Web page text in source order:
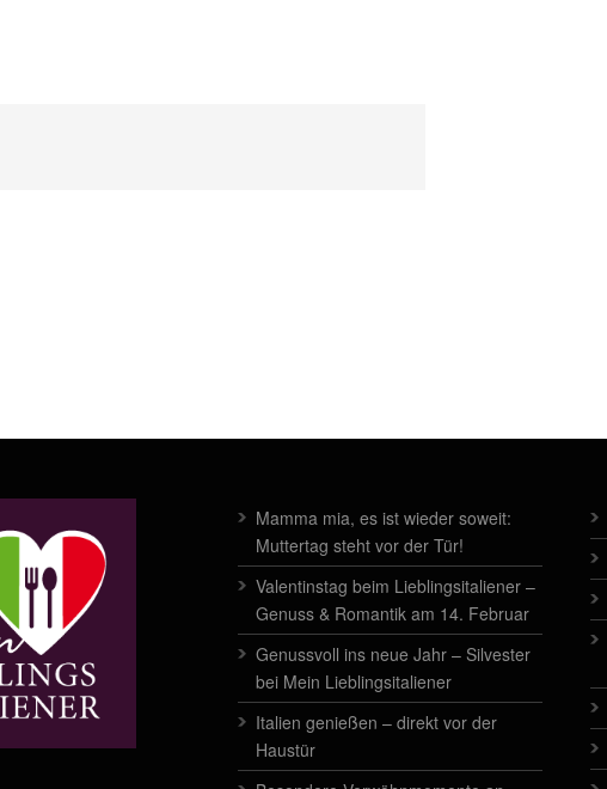
Mamma mia, es ist wieder soweit:
Muttertag steht vor der Tür!
Valentinstag beim Lieblingsitaliener –
Genuss & Romantik am 14. Februar
Genussvoll ins neue Jahr – Silvester
bei Mein Lieblingsitaliener
Italien genießen – direkt vor der
Haustür